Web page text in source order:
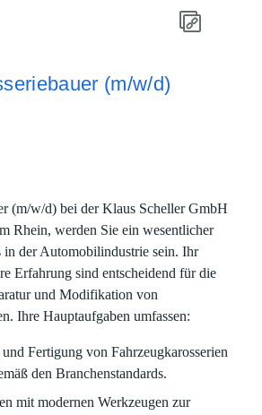
(m/w/d)
(m/w/d) bei der Klaus Scheller GmbH
Rhein, werden Sie ein wesentlicher
in der Automobilindustrie sein. Ihr
Erfahrung sind entscheidend für die
und Modifikation von
Ihre Hauptaufgaben umfassen:
Fertigung von Fahrzeugkarosserien
den Branchenstandards.
mit modernen Werkzeugen zur